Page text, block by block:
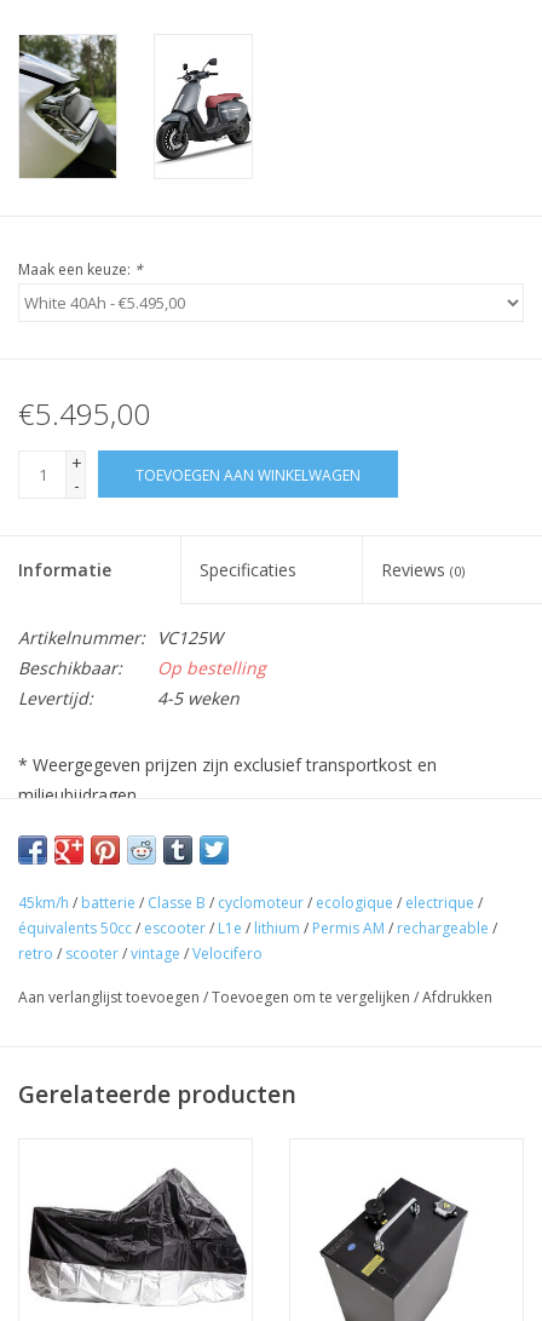
Maak een keuze: *
€5.495,00
+
-
TOEVOEGEN AAN WINKELWAGEN
Informatie Specificaties Reviews (0)
Artikelnummer:
VC125W
Beschikbaar:
Op bestelling
Levertijd:
4-5 weken
* Weergegeven prijzen zijn exclusief transportkost en
milieubijdragen
45km/h / batterie / Classe B / cyclomoteur/ ecologique / electrique /
équivalents 50cc/ escooter/ L1e / lithium / Permis AM / rechargeable /
retro / scooter/vintage /Velocifero
Aan verlanglijst toevoegen /Toevoegen om te vergelijken /Afdrukken
Gerelateerde producten